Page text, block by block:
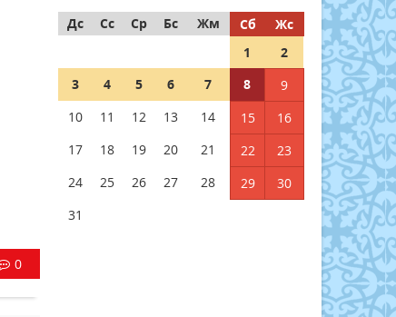
0
Дс
Сс Ср Бс Жм Сб
Жс
1
2
3
4 5 6 7 8
9
10
11 12 13 14 15
16
17
18 19 20 21 22
23
24
25 26 27 28 29
30
31